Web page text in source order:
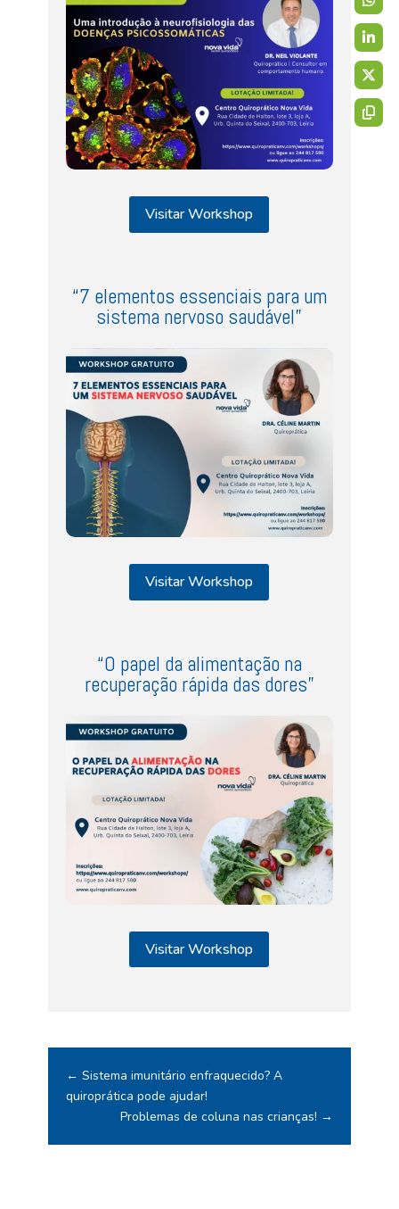
Visitar Workshop
“7 elementos essenciais para um
sistema nervoso saudável”
Visitar Workshop
“O papel da alimentação na
recuperação rápida das dores”
Visitar Workshop
← Sistema imunitário enfraquecido? A
quiroprática pode ajudar!
Problemas de coluna nas crianças! →